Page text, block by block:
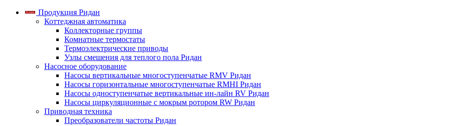
Продукция Ридан
Коттеджная автоматика
Коллекторные группы
Комнатные термостаты
Термоэлектрические приводы
Узлы смешения для теплого пола Ридан
Насосное оборудование
Насосы вертикальные многоступенчатые RMV Ридан
Насосы горизонтальные многоступенчатые RMHI Ридан
Насосы одноступенчатые вертикальные ин-лайн RV Ридан
Насосы циркуляционные с мокрым ротором RW Ридан
Приводная техника
Преобразователи частоты Ридан